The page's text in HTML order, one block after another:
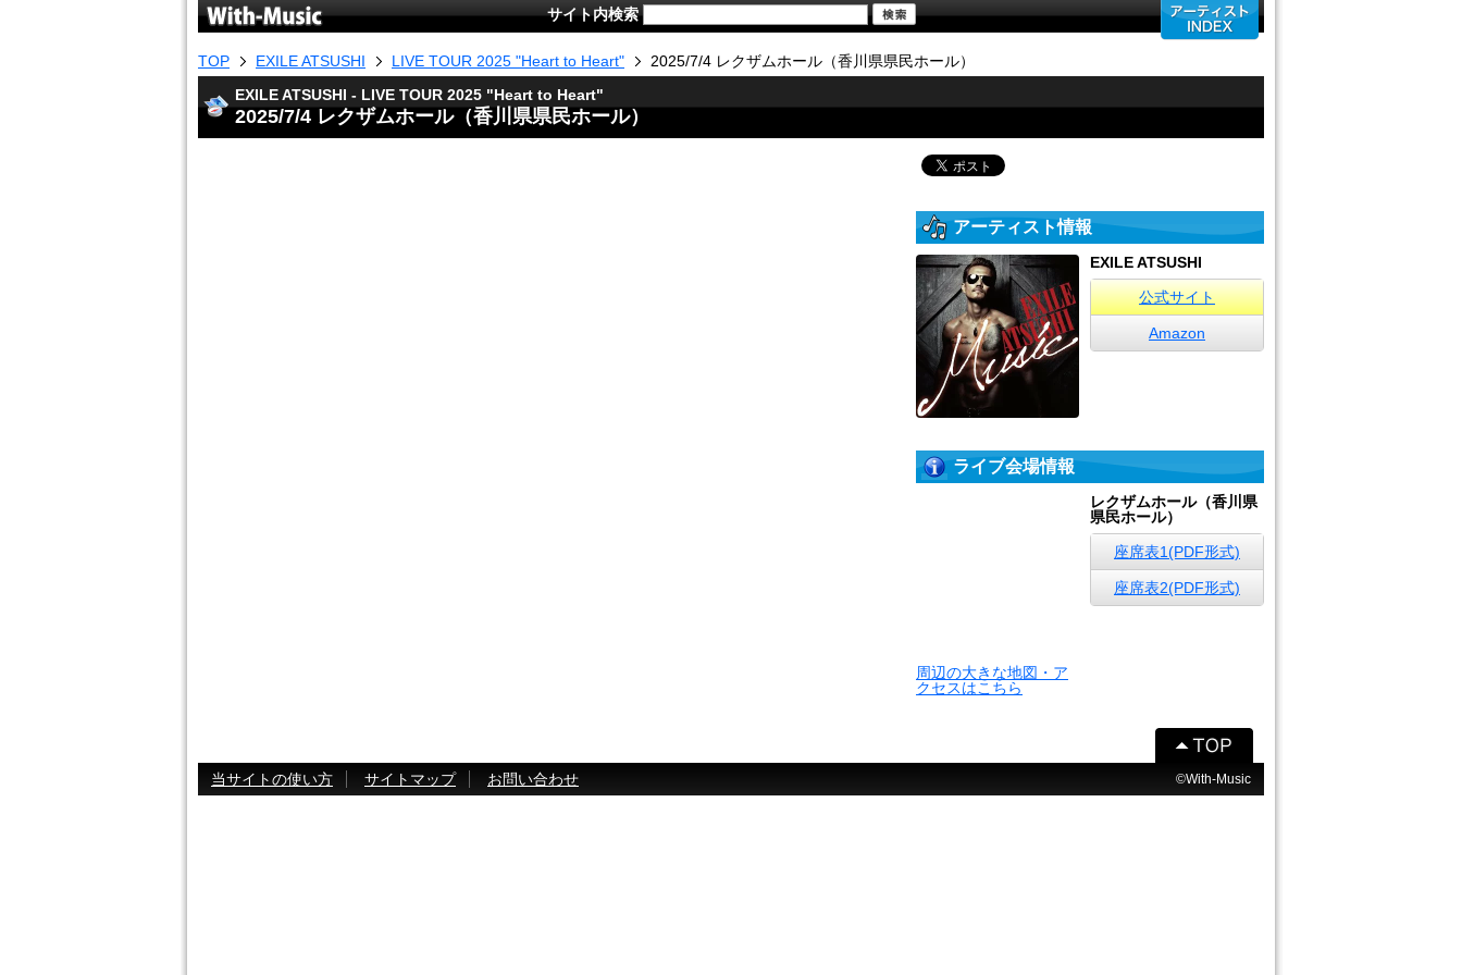
サイト内検索
TOP EXILE ATSUSHI LIVE TOUR 2025 "Heart to Heart"
2025/7/4 レクザムホール（香川県県民ホール）
EXILE ATSUSHI - LIVE TOUR 2025 "Heart to Heart"
2025/7/4 レクザムホール（香川県県民ホール）
アーティスト情報
EXILE ATSUSHI
公式サイト
Amazon
ライブ会場情報
周辺の大きな地図・ア
クセスはこちら
レクザムホール（香川県
県民ホール）
座席表1(PDF形式)
座席表2(PDF形式)
当サイトの使い方 サイトマップ お問い合わせ ©With-Music